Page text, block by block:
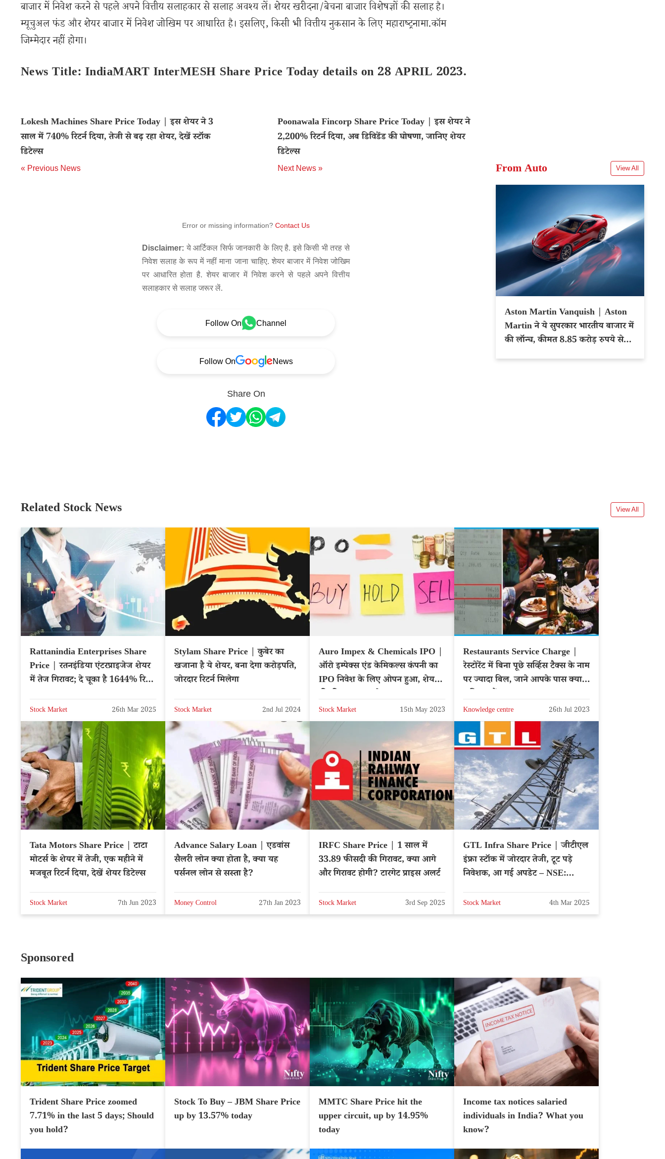
बाजार में निवेश करने से पहले अपने वित्तीय सलाहकार से सलाह अवश्य लें। शेयर खरीदना/बेचना बाजार विशेषज्ञों की सलाह है।
म्यूचुअल फंड और शेयर बाजार में निवेश जोखिम पर आधारित है। इसलिए, किसी भी वित्तीय नुकसान के लिए महाराष्ट्रनामा.कॉम
जिम्मेदार नहीं होगा।
News Title: IndiaMART InterMESH Share Price Today details on 28 APRIL 2023.
Lokesh Machines Share Price Today | इस शेयर ने 3
साल में 740% रिटर्न दिया, तेजी से बढ़ रहा शेयर, देखें स्टॉक
डिटेल्स
« Previous News
Poonawala Fincorp Share Price Today | इस शेयर ने
2,200% रिटर्न दिया, अब डिविडेंड की घोषणा, जानिए शेयर
डिटेल्स
Next News »
Error or missing information? Contact Us
Disclaimer: ये आर्टिकल सिर्फ जानकारी के लिए है. इसे किसी भी तरह से
निवेश सलाह के रूप में नहीं माना जाना चाहिए. शेयर बाजार में निवेश जोखिम
पर आधारित होता है. शेयर बाजार में निवेश करने से पहले अपने वित्तीय
सलाहकार से सलाह जरूर लें.
Follow On Channel
Follow On News
Share On
From Auto View All
Aston Martin Vanquish | Aston
Martin ने ये सुपरकार भारतीय बाजार में
की लॉन्च, कीमत 8.85 करोड़ रुपये से
Related Stock News View All
Rattanindia Enterprises Share
Price | रतनइंडिया एंटरप्राइजेज शेयर
में तेज गिरावट; दे चूका है 1644% रिटर्न
Stock Market 26th Mar 2025
Stylam Share Price | कुबेर का
खजाना है ये शेयर, बना देगा करोड़पति,
जोरदार रिटर्न मिलेगा
Stock Market 2nd Jul 2024
Auro Impex & Chemicals IPO |
ऑरो इम्पेक्स एंड केमिकल्स कंपनी का
IPO निवेश के लिए ओपन हुआ, शेयर
Stock Market 15th May 2023
Restaurants Service Charge |
रेस्टोरेंट में बिना पूछे सर्व्हिस टैक्स के नाम
पर ज्यादा बिल, जाने आपके पास क्या
Knowledge centre 26th Jul 2023
Tata Motors Share Price | टाटा
मोटर्स के शेयर में तेजी, एक महीने में
मजबूत रिटर्न दिया, देखें शेयर डिटेल्स
Stock Market 7th Jun 2023
Advance Salary Loan | एडवांस
सैलरी लोन क्या होता है, क्या यह
पर्सनल लोन से सस्ता है?
Money Control 27th Jan 2023
IRFC Share Price | 1 साल में
33.89 फीसदी की गिरावट, क्या आगे
और गिरावट होगी? टारगेट प्राइस अलर्ट
Stock Market 3rd Sep 2025
GTL Infra Share Price | जीटीएल
इंफ्रा स्टॉक में जोरदार तेजी, टूट पड़े
निवेशक, आ गई अपडेट – NSE:
Stock Market 4th Mar 2025
Sponsored
Trident Share Price zoomed
7.71% in the last 5 days; Should
you hold?
Stock To Buy – JBM Share Price
up by 13.57% today
MMTC Share Price hit the
upper circuit, up by 14.95%
today
Income tax notices salaried
individuals in India? What you
know?